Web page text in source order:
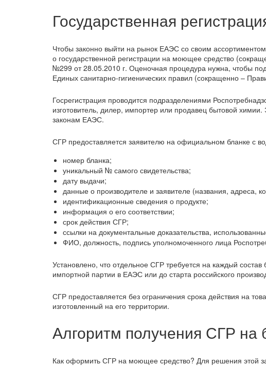
Государственная
Чтобы законно выйти на рынок ЕАЭС со своим
о государственной регистрации на моющее средство
№299 от 28.05.2010 г. Оценочная процедура нужна, чтобы
Единых санитарно-гигиенических правил (сокращенно –
Госрегистрация проводится подразделениями
изготовитель, дилер, импортер или продавец бытовой
законам ЕАЭС.
СГР предоставляется заявителю на официальном бланке с
номер бланка;
уникальный № самого свидетельства;
дату выдачи;
данные о производителе и заявителе (названия, адреса,
идентификационные сведения о продукте;
информация о его соответствии;
срок действия СГР;
ссылки на документальные доказательства,
ФИО, должность, подпись уполномоченного лица
Установлено, что отдельное СГР требуется на каждый
импортной партии в ЕАЭС или до старта российского
СГР предоставляется без ограничения срока действия на
изготовленный на его территории.
Алгоритм получения СГР
Как оформить СГР на моющее средство? Для решения этой